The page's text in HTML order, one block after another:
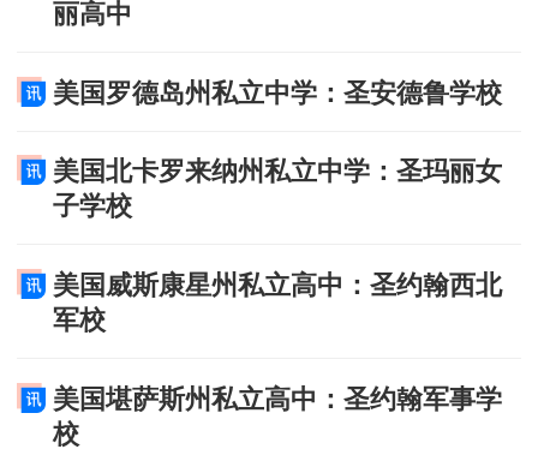
丽高中
美国罗德岛州私立中学：圣安德鲁学校
美国北卡罗来纳州私立中学：圣玛丽女
子学校
美国威斯康星州私立高中：圣约翰西北
军校
美国堪萨斯州私立高中：圣约翰军事学
校